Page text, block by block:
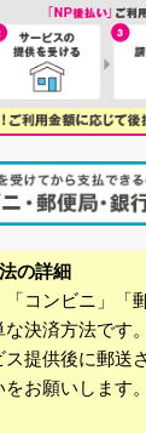
の詳細
コンビニ」「
決済方法です。
提供後に郵送
お願いします。